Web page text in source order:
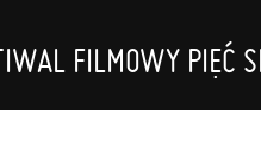
FILMOWY PIĘĆ